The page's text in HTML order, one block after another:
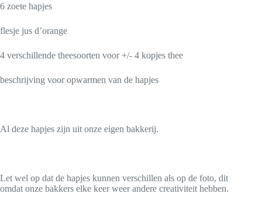
6 zoete hapjes
flesje jus d’orange
4 verschillende theesoorten voor +/- 4 kopjes thee
beschrijving voor opwarmen van de hapjes
Al deze hapjes zijn uit onze eigen bakkerij.
Let wel op dat de hapjes kunnen verschillen als op de foto, dit
omdat onze bakkers elke keer weer andere creativiteit hebben.